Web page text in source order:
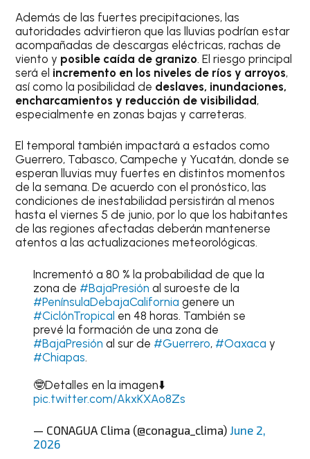
Además de las fuertes precipitaciones, las
autoridades advirtieron que las lluvias podrían estar
acompañadas de descargas eléctricas, rachas de
viento y posible caída de granizo. El riesgo principal
será el incremento en los niveles de ríos y arroyos,
así como la posibilidad de deslaves, inundaciones,
encharcamientos y reducción de visibilidad,
especialmente en zonas bajas y carreteras.
El temporal también impactará a estados como
Guerrero, Tabasco, Campeche y Yucatán, donde se
esperan lluvias muy fuertes en distintos momentos
de la semana. De acuerdo con el pronóstico, las
condiciones de inestabilidad persistirán al menos
hasta el viernes 5 de junio, por lo que los habitantes
de las regiones afectadas deberán mantenerse
atentos a las actualizaciones meteorológicas.
Incrementó a 80 % la probabilidad de que la
zona de #BajaPresión al suroeste de la
#PenínsulaDebajaCalifornia genere un
#CiclónTropical en 48 horas. También se
prevé la formación de una zona de
#BajaPresión al sur de #Guerrero, #Oaxaca y
#Chiapas.
🤓Detalles en la imagen⬇️
pic.twitter.com/AkxKXAo8Zs
— CONAGUA Clima (@conagua_clima) June 2,
2026